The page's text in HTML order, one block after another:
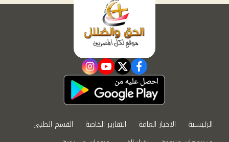
facebook
twitter
youtube
instagram
الرئيسية الاخبار العامة التقارير الخاصة
القسم الطبي